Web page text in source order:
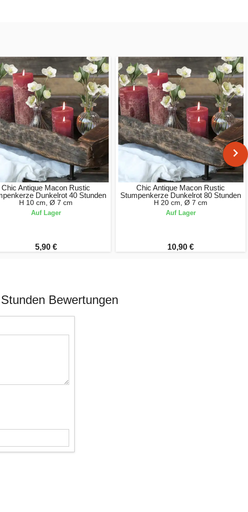
Chic Antique Macon Rustic
Dunkelrot 40 Stunden
H 10 cm, Ø 7 cm
Auf Lager
5,90 €
Chic Antique Macon Rustic
Stumpenkerze Dunkelrot 80 Stunden
H 20 cm, Ø 7 cm
Auf Lager
10,90 €
Bewertungen